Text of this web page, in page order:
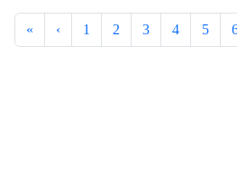
« ‹ 1 2 3 4 5